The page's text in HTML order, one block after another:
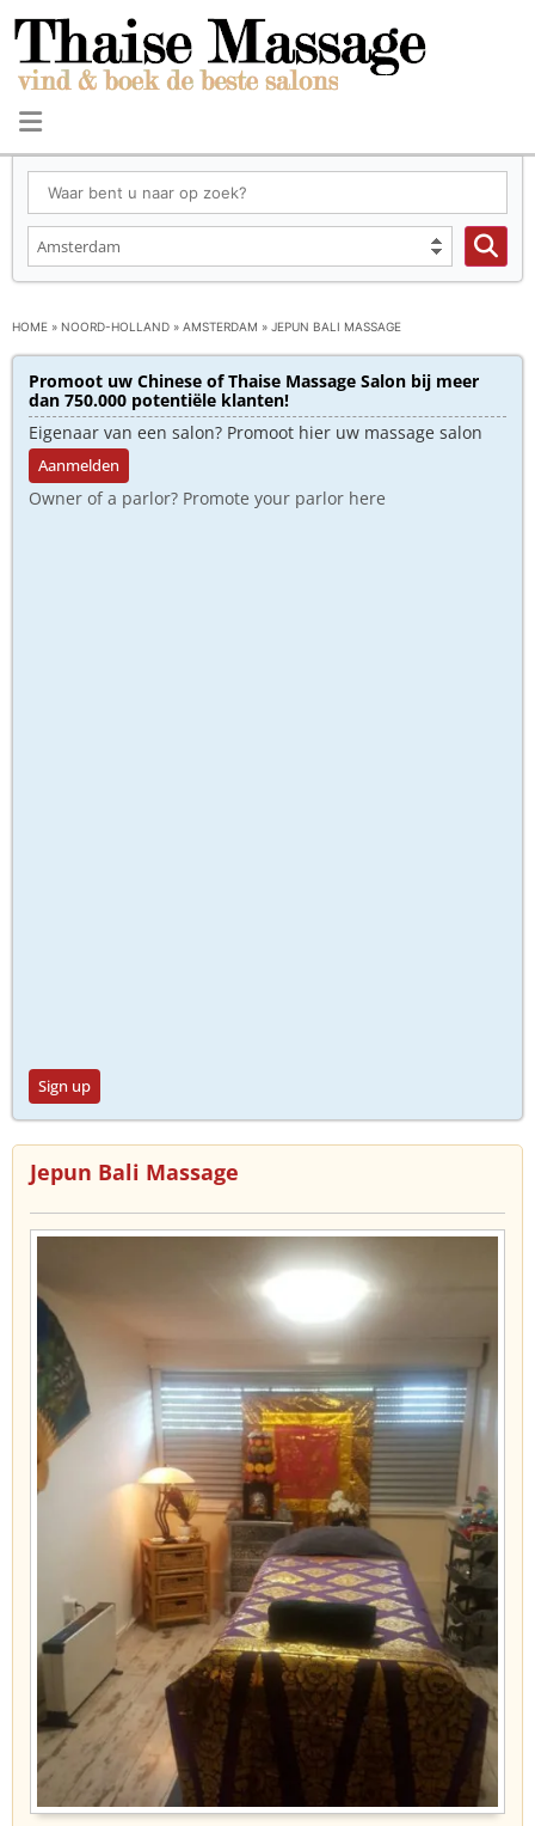
HOME » NOORD-HOLLAND » AMSTERDAM » JEPUN BALI MASSAGE
Promoot uw Chinese of Thaise Massage Salon bij meer
dan 750.000 potentiële klanten!
Eigenaar van een salon? Promoot hier uw massage salon
Aanmelden
Owner of a parlor? Promote your parlor here
Sign up
Jepun Bali Massage